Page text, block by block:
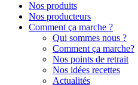
Nos produits
Nos producteurs
Comment ça marche ?
Qui sommes nous ?
Comment ça marche?
Nos points de retrait
Nos idées recettes
Actualités